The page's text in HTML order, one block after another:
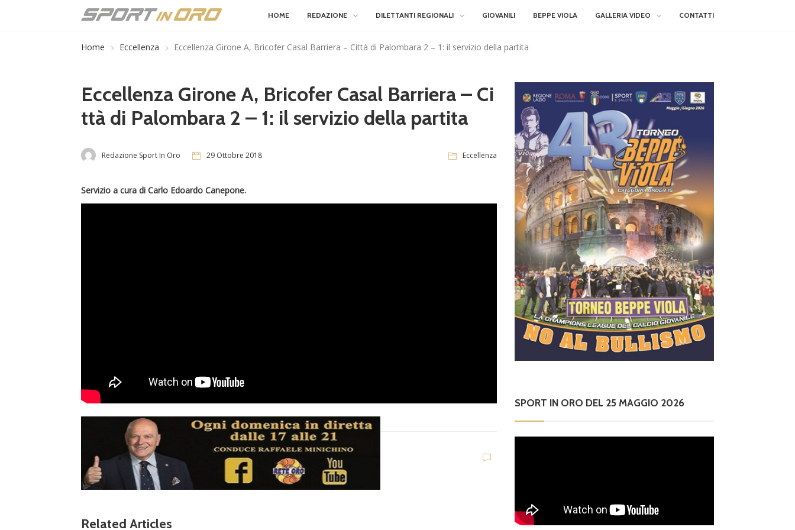
HOME REDAZIONE DILETTANTI REGIONALI GIOVANILI BEPPE VIOLA GALLERIA VIDEO CONTATTI
Home Eccellenza Eccellenza Girone A, Bricofer Casal Barriera – Città di Palombara 2 – 1: il servizio della partita
Eccellenza Girone A, Bricofer Casal Barriera – Ci
ttà di Palombara 2 – 1: il servizio della partita
Redazione Sport In Oro 29 Ottobre 2018 Eccellenza
Servizio a cura di Carlo Edoardo Canepone.
Related Articles
SPORT IN ORO DEL 25 MAGGIO 2026